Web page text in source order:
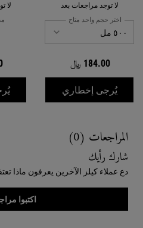
لا توجد مراجعات بعد
اختر حجم واحد متاح
184.00 ﷼
يُرجى إخطاري
لا
المراجعات (0)
شارك رأيك
دع عملاء كيلز الآخرين يعرفون ماذا
اكتبوا